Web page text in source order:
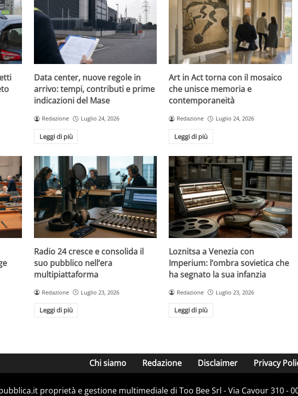
Data center, nuove regole in
arrivo: tempi, contributi e prime
indicazioni del Mase
Redazione Luglio 24, 2026
Leggi di più
Art in Act torna con il mosaico
che unisce memoria e
contemporaneità
Redazione Luglio 24, 2026
Leggi di più
Radio 24 cresce e consolida il
suo pubblico nell’era
multipiattaforma
Redazione Luglio 23, 2026
Leggi di più
Loznitsa a Venezia con
Imperium: l’ombra sovietica che
ha segnato la sua infanzia
Redazione Luglio 23, 2026
Leggi di più
Chi siamo Redazione Disclaimer Privacy
proprietà e gestione multimediale di Too Bee Srl - Via Cavour 310 -